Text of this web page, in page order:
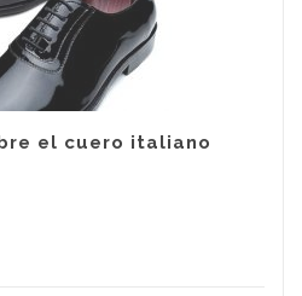
el cuero italiano